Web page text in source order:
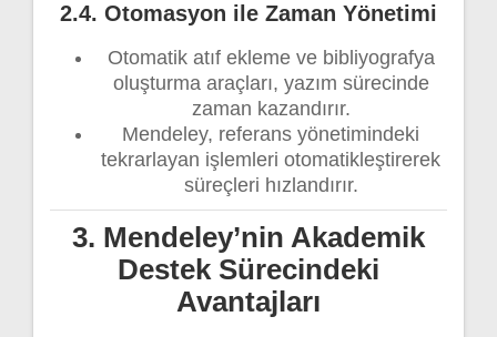
2.4. Otomasyon ile Zaman Yönetimi
Otomatik atıf ekleme ve bibliyografya
oluşturma araçları, yazım sürecinde
zaman kazandırır.
Mendeley, referans yönetimindeki
tekrarlayan işlemleri otomatikleştirerek
süreçleri hızlandırır.
3. Mendeley’nin Akademik
Destek Sürecindeki
Avantajları